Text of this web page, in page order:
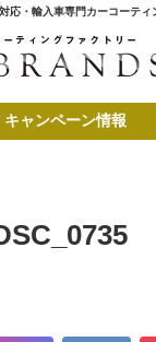
応・輸入車専門カーコーテ
キャンペーン情報